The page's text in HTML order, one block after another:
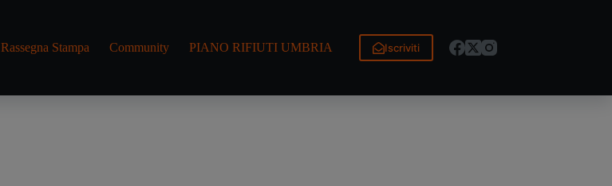
Rassegna Stampa Community PIANO RIFIUTI UMBRIA Iscriviti